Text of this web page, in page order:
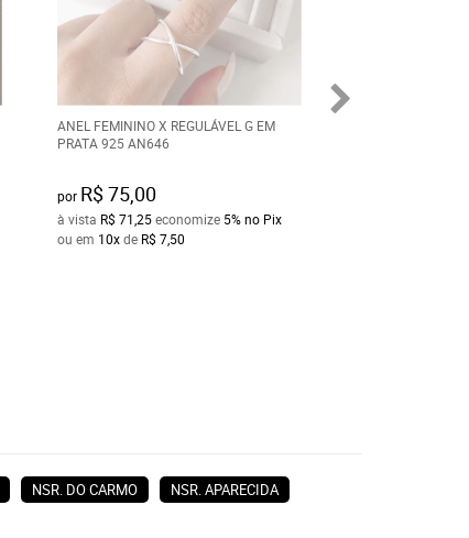
ANEL FEMININO X REGULÁVEL G EM
PRATA 925 AN646
por R$ 75,00
à vista R$ 71,25economize 5% no Pix
ou em 10xde R$ 7,50
NSR. DO CARMO NSR. APARECIDA